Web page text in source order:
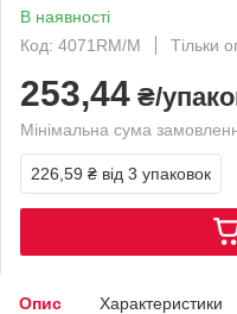
В наявності
Код: 4071RM/М
Тільки
253,44 ₴/
Мінімальна сума
226,59 ₴ від 3 упаковок
Опис Характеристики